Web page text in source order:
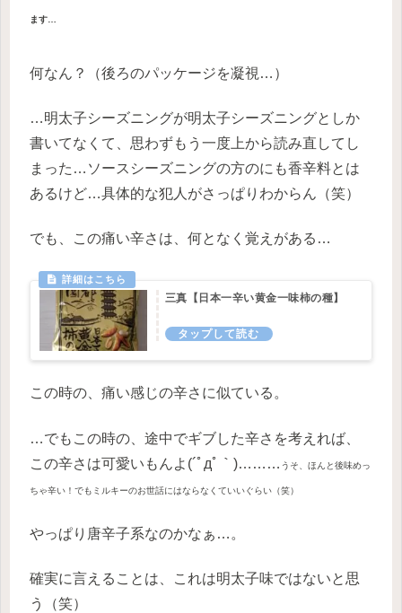
ます…
何なん？（後ろのパッケージを凝視…）
…明太子シーズニングが明太子シーズニングとしか
書いてなくて、思わずもう一度上から読み直してし
まった…ソースシーズニングの方のにも香辛料とは
あるけど…具体的な犯人がさっぱりわからん（笑）
でも、この痛い辛さは、何となく覚えがある…
三真【日本一辛い黄金一味柿の種】
この時の、痛い感じの辛さに似ている。
…でもこの時の、途中でギブした辛さを考えれば、
この辛さは可愛いもんよ(´ﾟдﾟ｀)……… うそ、ほんと後味めっ
ちゃ辛い！でもミルキーのお世話にはならなくていいぐらい（笑）
やっぱり唐辛子系なのかなぁ…。
確実に言えることは、これは明太子味ではないと思
う（笑）